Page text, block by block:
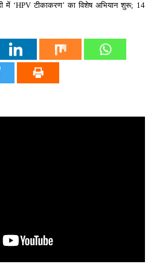
में ‘HPV टीकाकरण’ का विशेष अभियान शुरू; 14